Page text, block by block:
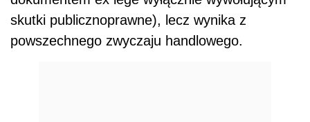
skutki publicznoprawne), lecz wynika z
powszechnego zwyczaju handlowego.